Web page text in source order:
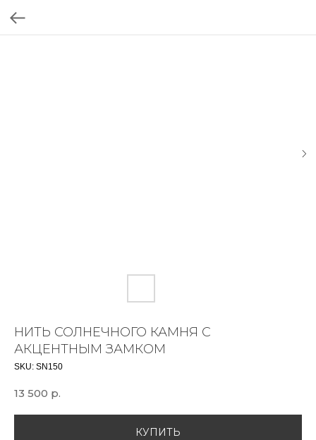
НИТЬ СОЛНЕЧНОГО КАМНЯ С
АКЦЕНТНЫМ ЗАМКОМ
SKU: SN150
13 500 р.
КУПИТЬ